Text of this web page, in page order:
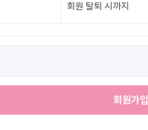
회원 탈퇴 시까지
회원가입